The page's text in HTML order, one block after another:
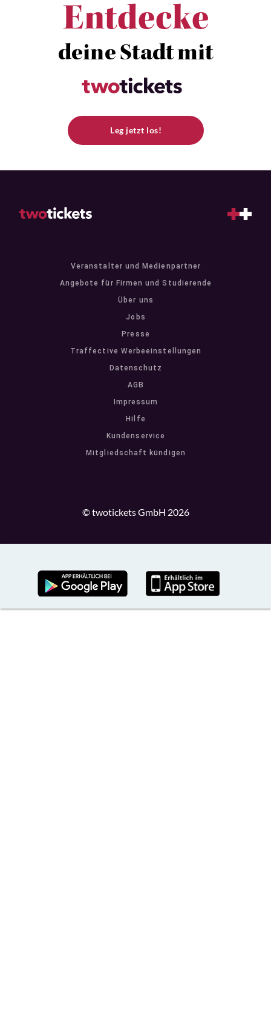
Entdecke
deine Stadt mit
Leg jetzt los!
Veranstalter und Medienpartner
Angebote für Firmen und Studierende
Über uns
Jobs
Presse
Traffective Werbeeinstellungen
Datenschutz
AGB
Impressum
Hilfe
Kundenservice
Mitgliedschaft kündigen
© twotickets GmbH 2026